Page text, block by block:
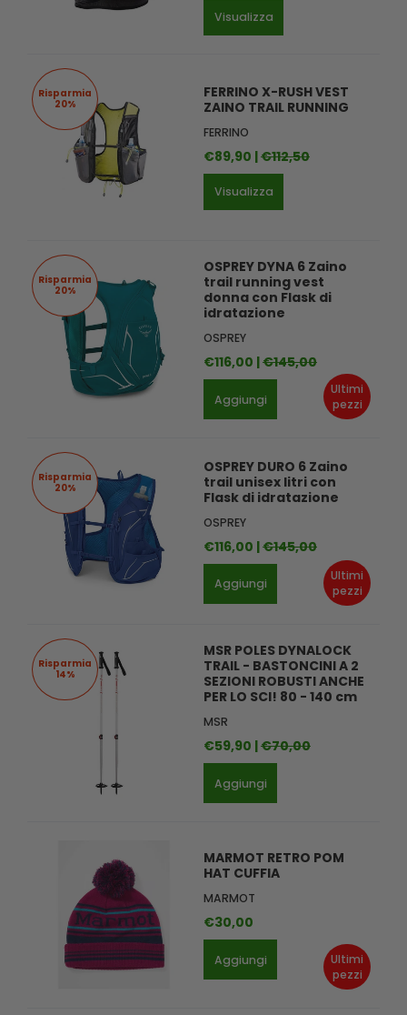
Visualizza
Risparmia
20%
FERRINO X-RUSH VEST
ZAINO TRAIL RUNNING
FERRINO
€89,90 |€112,50
Visualizza
Ultimi
pezzi
Risparmia
20%
OSPREY DYNA 6 Zaino
trail running vest
donna con Flask di
idratazione
OSPREY
€116,00 |€145,00
Aggiungi
Ultimi
pezzi
Risparmia
20%
OSPREY DURO 6 Zaino
trail unisex litri con
Flask di idratazione
OSPREY
€116,00 |€145,00
Aggiungi
Risparmia
14%
MSR POLES DYNALOCK
TRAIL - BASTONCINI A 2
SEZIONI ROBUSTI ANCHE
PER LO SCI! 80 - 140 cm
MSR
€59,90 |€70,00
Aggiungi
Ultimi
pezzi
MARMOT RETRO POM
HAT CUFFIA
MARMOT
€30,00
Aggiungi